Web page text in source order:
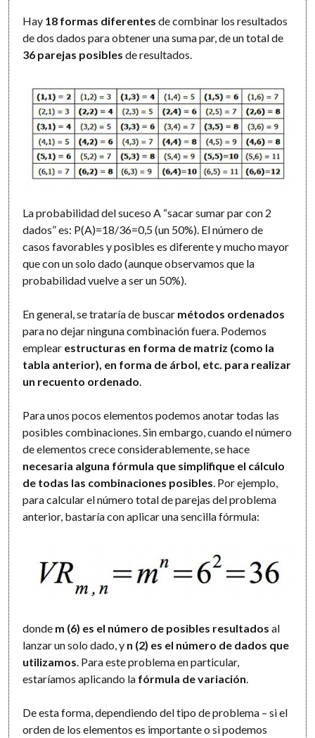
Hay 18 formas diferentes de combinar los resultados
de dos dados para obtener una suma par, de un total de
36 parejas posibles de resultados.
La probabilidad del suceso A “sacar sumar par con 2
dados” es: P(A)=18/36=0,5 (un 50%). El número de
casos favorables y posibles es diferente y mucho mayor
que con un solo dado (aunque observamos que la
probabilidad vuelve a ser un 50%).
En general, se trataría de buscar métodos ordenados
para no dejar ninguna combinación fuera. Podemos
emplear estructuras en forma de matriz (como la
tabla anterior), en forma de árbol, etc. para realizar
un recuento ordenado.
Para unos pocos elementos podemos anotar todas las
posibles combinaciones. Sin embargo, cuando el número
de elementos crece considerablemente, se hace
necesaria alguna fórmula que simplifique el cálculo
de todas las combinaciones posibles. Por ejemplo,
para calcular el número total de parejas del problema
anterior, bastaría con aplicar una sencilla fórmula:
donde m (6) es el número de posibles resultados al
lanzar un solo dado, y n (2) es el número de dados que
utilizamos. Para este problema en particular,
estaríamos aplicando la fórmula de variación.
De esta forma, dependiendo del tipo de problema – si el
orden de los elementos es importante o si podemos